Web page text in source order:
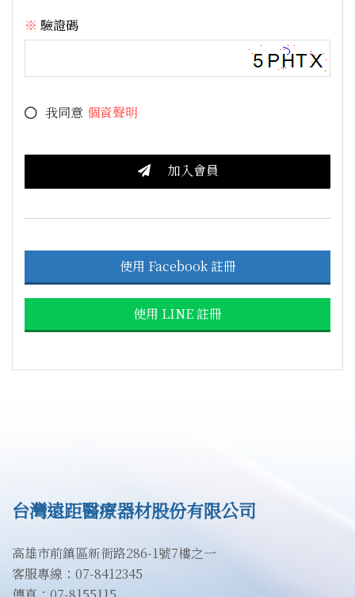
驗證碼
我同意 個資聲明
使用 Facebook 註冊
使用 LINE 註冊
台灣遠距醫療器材股份有限公司
高雄市前鎮區新衙路286-1號7樓之一
客服專線：07-8412345